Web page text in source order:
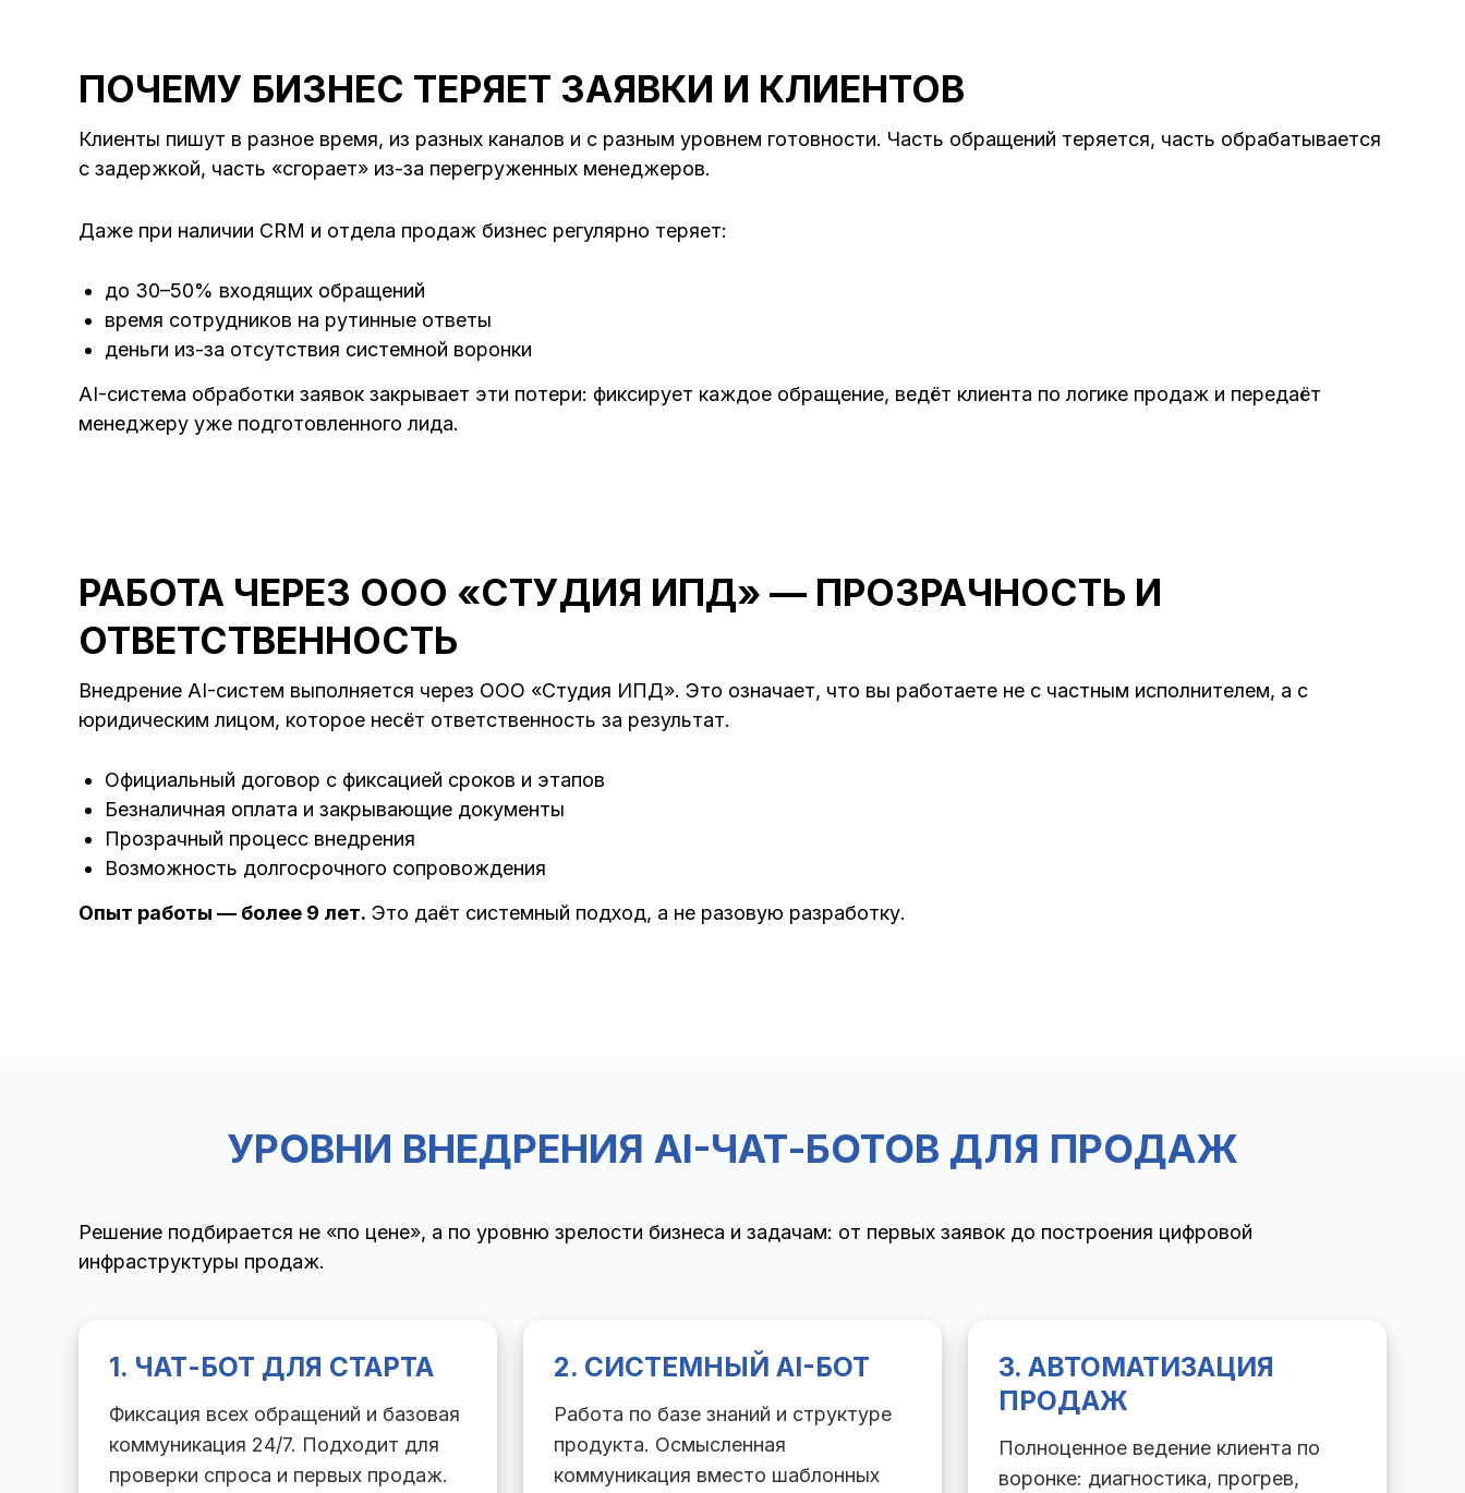
ПОЧЕМУ БИЗНЕС ТЕРЯЕТ ЗАЯВКИ И КЛИЕНТОВ
Клиенты пишут в разное время, из разных каналов и с разным уровнем готовности. Часть обращений теряется, часть обрабатывается
с задержкой, часть «сгорает» из-за перегруженных менеджеров.
Даже при наличии CRM и отдела продаж бизнес регулярно теряет:
до 30–50% входящих обращений
время сотрудников на рутинные ответы
деньги из-за отсутствия системной воронки
AI-система обработки заявок закрывает эти потери: фиксирует каждое обращение, ведёт клиента по логике продаж и передаёт
менеджеру уже подготовленного лида.
РАБОТА ЧЕРЕЗ ООО «СТУДИЯ ИПД» — ПРОЗРАЧНОСТЬ И
ОТВЕТСТВЕННОСТЬ
Внедрение AI-систем выполняется через ООО «Студия ИПД». Это означает, что вы работаете не с частным исполнителем, а с
юридическим лицом, которое несёт ответственность за результат.
Официальный договор с фиксацией сроков и этапов
Безналичная оплата и закрывающие документы
Прозрачный процесс внедрения
Возможность долгосрочного сопровождения
Опыт работы — более 9 лет. Это даёт системный подход, а не разовую разработку.
УРОВНИ ВНЕДРЕНИЯ AI-ЧАТ-БОТОВ ДЛЯ ПРОДАЖ
Решение подбирается не «по цене», а по уровню зрелости бизнеса и задачам: от первых заявок до построения цифровой
инфраструктуры продаж.
1. ЧАТ-БОТ ДЛЯ СТАРТА
Фиксация всех обращений и базовая
коммуникация 24/7. Подходит для
проверки спроса и первых продаж.
2. СИСТЕМНЫЙ AI-БОТ
Работа по базе знаний и структуре
продукта. Осмысленная
коммуникация вместо шаблонных
3. АВТОМАТИЗАЦИЯ
ПРОДАЖ
Полноценное ведение клиента по
воронке: диагностика, прогрев,